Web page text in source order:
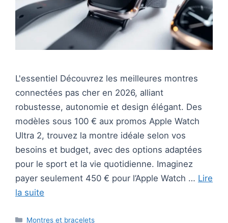
L'essentiel Découvrez les meilleures montres
connectées pas cher en 2026, alliant
robustesse, autonomie et design élégant. Des
modèles sous 100 € aux promos Apple Watch
Ultra 2, trouvez la montre idéale selon vos
besoins et budget, avec des options adaptées
pour le sport et la vie quotidienne. Imaginez
payer seulement 450 € pour l’Apple Watch … Lire
la suite
Catégories
Montres et bracelets